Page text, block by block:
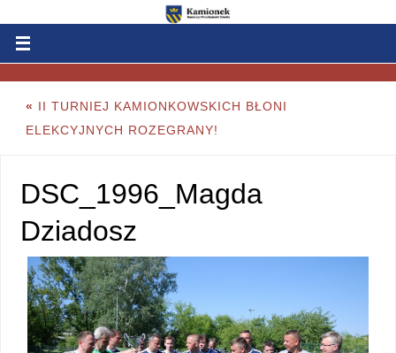
« II TURNIEJ KAMIONKOWSKICH BŁONI
ELEKCYJNYCH ROZEGRANY!
DSC_1996_Magda
Dziadosz